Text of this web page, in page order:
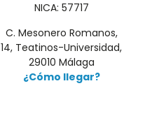
NICA: 57717
C. Mesonero Romanos,
14, Teatinos-Universidad,
29010 Málaga
¿Cómo llegar?